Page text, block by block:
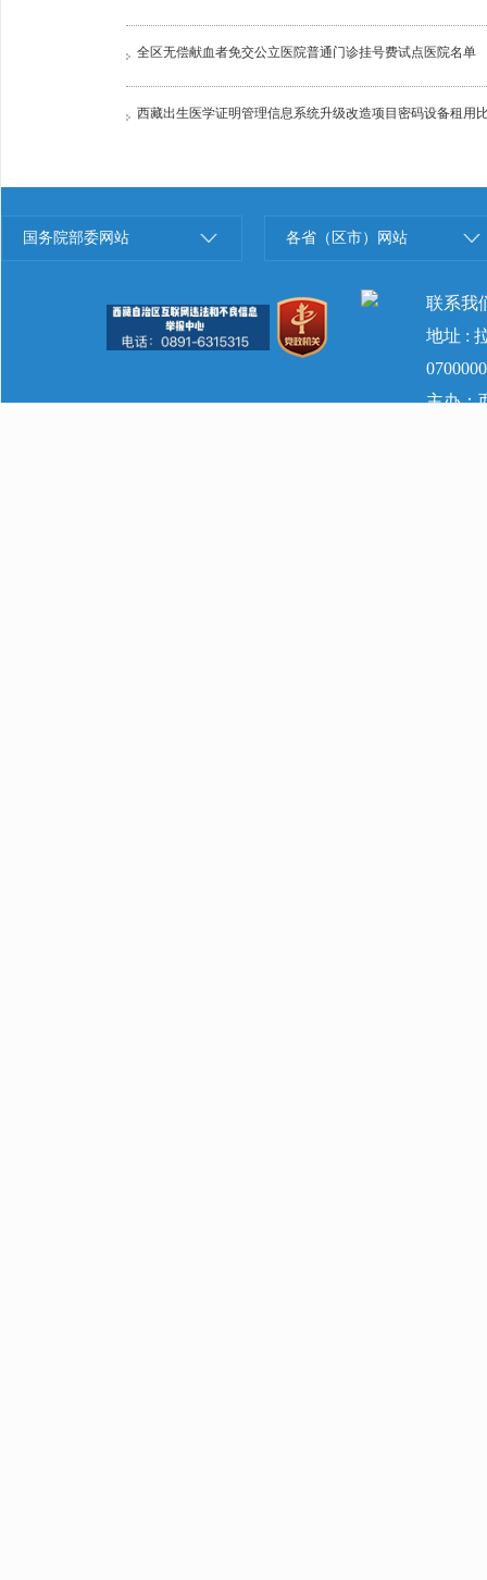
全区无偿献血者免交公立医院普通门诊挂号费试点医院名单
西藏出生医学证明管理信息系统升级改造项目密码设备租用
国务院部委网站 各省（区市）网站
联系我
地址 :
主办：